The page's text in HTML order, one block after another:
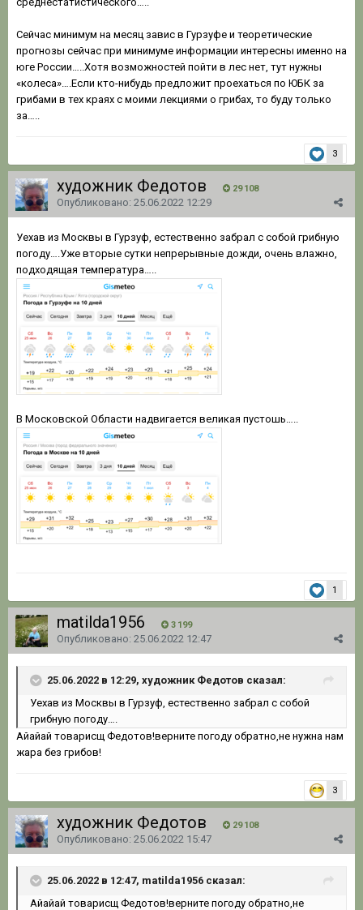
Сейчас минимум на месяц завис в Гурзуфе и теоретические
прогнозы сейчас при минимуме информации интересны именно на
юге России…..Хотя возможностей пойти в лес нет, тут нужны
«колеса»….Если кто-нибудь предложит проехаться по ЮБК за
грибами в тех краях с моими лекциями о грибах, то буду только
за…..
3
художник Федотов 29 108
Опубликовано: 25.06.2022 12:29
Уехав из Москвы в Гурзуф, естественно забрал с собой грибную
погоду….Уже вторые сутки непрерывные дожди, очень влажно,
подходящая температура…..
В Московской Области надвигается великая пустошь…..
1
matilda1956 3 199
Опубликовано: 25.06.2022 12:47
25.06.2022 в 12:29, художник Федотов сказал:
Уехав из Москвы в Гурзуф, естественно забрал с собой
грибную погоду….
Айайай товарисщ Федотов!верните погоду обратно,не нужна нам
жара без грибов!
3
художник Федотов 29 108
Опубликовано: 25.06.2022 15:47
25.06.2022 в 12:47, matilda1956 сказал:
Айайай товарисщ Федотов!верните погоду обратно,не